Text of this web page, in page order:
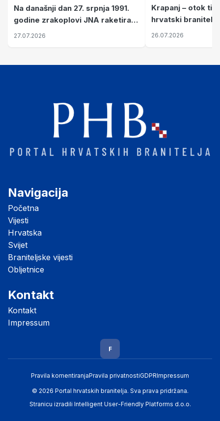
Na današnji dan 27. srpnja 1991.
godine zrakoplovi JNA raketirali
su vojarnu i obučni centar "Nikola
27.07.2026
Krapanj – otok
hrvatski branitelji
pronalaze mir
26.07.2026
Navigacija
Početna
Vijesti
Hrvatska
Svijet
Braniteljske vijesti
Obljetnice
Kontakt
Kontakt
Impressum
F
Pravila komentiranjaPravila privatnostiGDPRImpressum
© 2026 Portal hrvatskih branitelja. Sva prava pridržana.
Stranicu izradili Intelligent User-Friendly Platforms d.o.o.